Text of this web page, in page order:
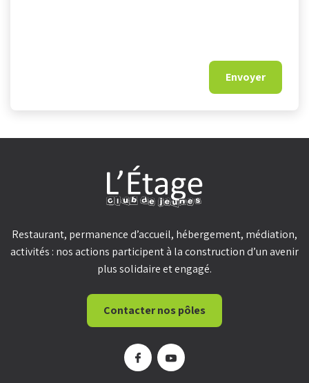
Restaurant, permanence d’accueil, hébergement, médiation,
activités : nos actions participent à la construction d’un avenir
plus solidaire et engagé.
Contacter nos pôles